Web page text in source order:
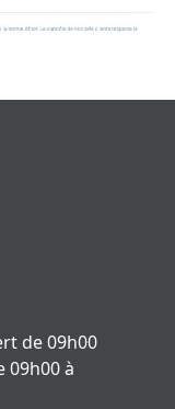
de 09h00
09h00 à